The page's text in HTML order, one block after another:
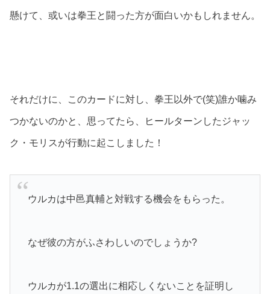
懸けて、或いは拳王と闘った方が面白いかもしれません。
それだけに、このカードに対し、拳王以外で(笑)誰か噛み
つかないのかと、思ってたら、ヒールターンしたジャッ
ク・モリスが行動に起こしました！
ウルカは中邑真輔と対戦する機会をもらった。
なぜ彼の方がふさわしいのでしょうか?
ウルカが1.1の選出に相応しくないことを証明し